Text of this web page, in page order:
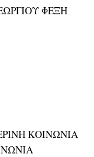
ΦΕΞΗ
ΚΟΙΝΩΝΙΑ